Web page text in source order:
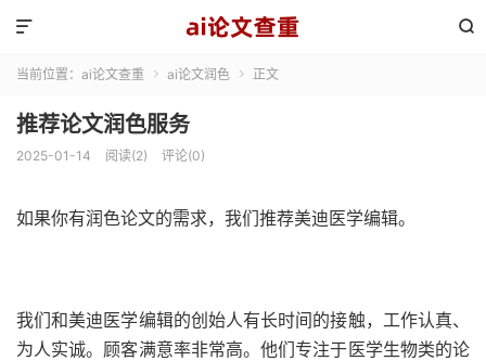


当前位置： ai论文查重  ai论文润色  正文
推荐论文润色服务
2025-01-14 阅读(2) 评论(0)
如果你有润色论文的需求，我们推荐美迪医学编辑。
我们和美迪医学编辑的创始人有长时间的接触，工作认真、
为人实诚。顾客满意率非常高。他们专注于医学生物类的论